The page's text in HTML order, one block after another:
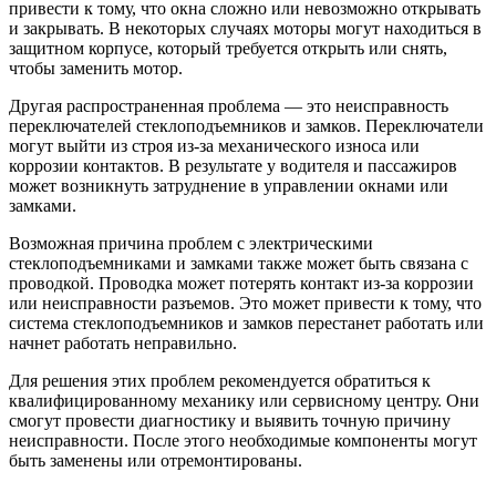
привести к тому, что окна сложно или невозможно открывать
и закрывать. В некоторых случаях моторы могут находиться в
защитном корпусе, который требуется открыть или снять,
чтобы заменить мотор.
Другая распространенная проблема — это неисправность
переключателей стеклоподъемников и замков. Переключатели
могут выйти из строя из-за механического износа или
коррозии контактов. В результате у водителя и пассажиров
может возникнуть затруднение в управлении окнами или
замками.
Возможная причина проблем с электрическими
стеклоподъемниками и замками также может быть связана с
проводкой. Проводка может потерять контакт из-за коррозии
или неисправности разъемов. Это может привести к тому, что
система стеклоподъемников и замков перестанет работать или
начнет работать неправильно.
Для решения этих проблем рекомендуется обратиться к
квалифицированному механику или сервисному центру. Они
смогут провести диагностику и выявить точную причину
неисправности. После этого необходимые компоненты могут
быть заменены или отремонтированы.